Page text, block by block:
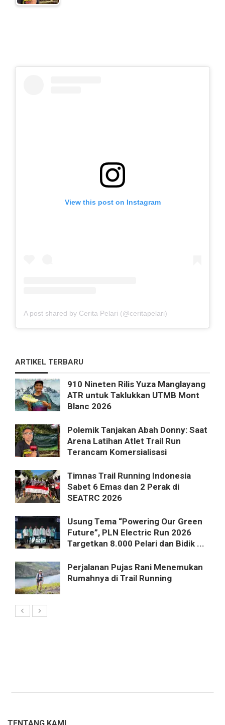
View this post on Instagram
A post shared by Cerita Pelari (@ceritapelari)
ARTIKEL TERBARU
910 Nineten Rilis Yuza Manglayang
ATR untuk Taklukkan UTMB Mont
Blanc 2026
Polemik Tanjakan Abah Donny: Saat
Arena Latihan Atlet Trail Run
Terancam Komersialisasi
Timnas Trail Running Indonesia
Sabet 6 Emas dan 2 Perak di
SEATRC 2026
Usung Tema “Powering Our Green
Future”, PLN Electric Run 2026
Targetkan 8.000 Pelari dan Bidik ...
Perjalanan Pujas Rani Menemukan
Rumahnya di Trail Running